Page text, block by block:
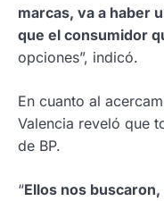
marcas, va a haber
que el consumidor
opciones”, indicó.
En cuanto al
Valencia reveló que
de BP.
“Ellos nos